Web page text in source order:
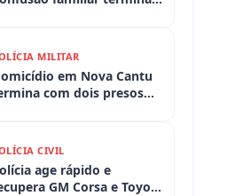
apreendidas
MILITAR
em Nova Cantu
com dois presos
CIVIL
age rápido e
GM Corsa e Toyota